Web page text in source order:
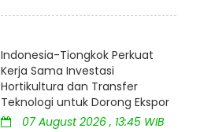
Indonesia-Tiongkok Perkuat
Kerja Sama Investasi
Hortikultura dan Transfer
Teknologi untuk Dorong Ekspor
07 August 2026 , 13:45 WIB